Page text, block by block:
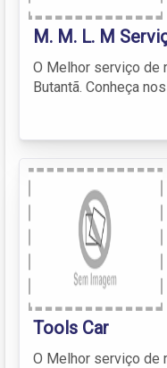
M. M. L. M
O Melhor serviço de
Butantã. Conheça
Tools Car
O Melhor serviço de